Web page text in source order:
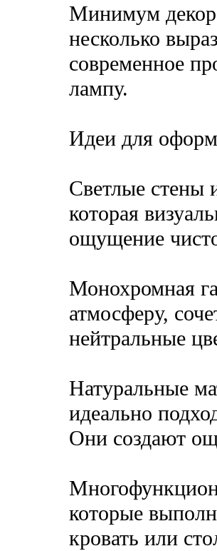
Минимум
несколько
современное
лампу.
Идеи для
Светлые стены
которая
ощущение
Монохромная
атмосферу,
нейтральные
Натуральные
идеально
Они создают
которые
кровать или